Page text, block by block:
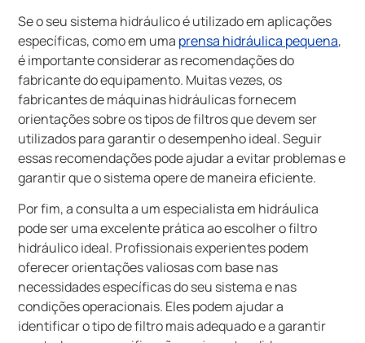
Se o seu sistema hidráulico é utilizado em aplicações
específicas, como em uma prensa hidráulica pequena,
é importante considerar as recomendações do
fabricante do equipamento. Muitas vezes, os
fabricantes de máquinas hidráulicas fornecem
orientações sobre os tipos de filtros que devem ser
utilizados para garantir o desempenho ideal. Seguir
essas recomendações pode ajudar a evitar problemas e
garantir que o sistema opere de maneira eficiente.
Por fim, a consulta a um especialista em hidráulica
pode ser uma excelente prática ao escolher o filtro
hidráulico ideal. Profissionais experientes podem
oferecer orientações valiosas com base nas
necessidades específicas do seu sistema e nas
condições operacionais. Eles podem ajudar a
identificar o tipo de filtro mais adequado e a garantir